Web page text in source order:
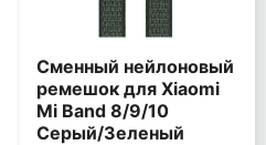
Сменный нейлоновый
ремешок для Xiaomi
Mi Band 8/9/10
Серый/Зеленый